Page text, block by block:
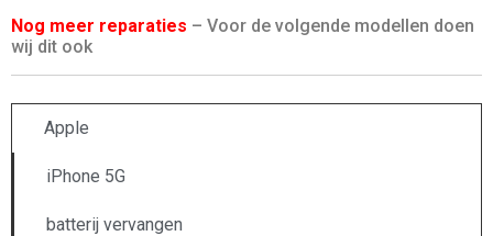
Nog meer reparaties – Voor de volgende modellen doen
wij dit ook
Apple
iPhone 5G
batterij vervangen